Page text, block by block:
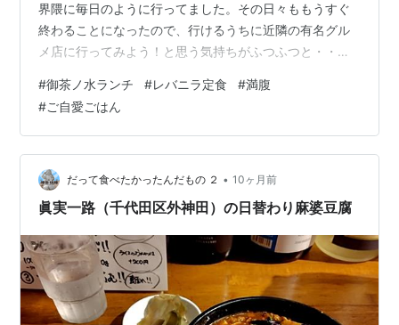
界隈に毎日のように行ってました。その日々ももうすぐ
終わることになったので、行けるうちに近隣の有名グル
メ店に行ってみよう！と思う気持ちがふつふつと・・・
日は「ニラレバ炒め」で有名なお店に行ってきました！
その名も「満腹」（笑）すごくないですか？この名前を
店名につけるセンス（笑） レバニラといえば油こってり
濃い味の権化、というイメージが私にはありました。 で
も、御茶ノ水のこのお店は違いました。野菜のしゃきし
ゃき感と甘みがしっかり生きていて、…
#御茶ノ水ランチ #レバニラ定食 #満腹
#ご自愛ごはん
だって食べたかったんだもの ２ • 10ヶ月前
眞実一路（千代田区外神田）の日替わり麻婆豆腐